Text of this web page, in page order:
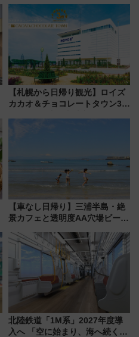
【札幌から日帰り観光】ロイズ
カカオ＆チョコレートタウン3周
詰め放題を開催、ロイズタウン
【車なし日帰り】三浦半島・絶
景カフェと透明度AA穴場ビーチ
用してストレスフリー旅へ行こ
う！
北陸鉄道「1M系」2027年度導
入へ 「空に始まり、海へ続く」